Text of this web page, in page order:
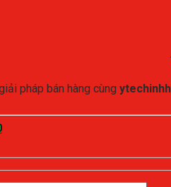
pháp bán hàng cùng